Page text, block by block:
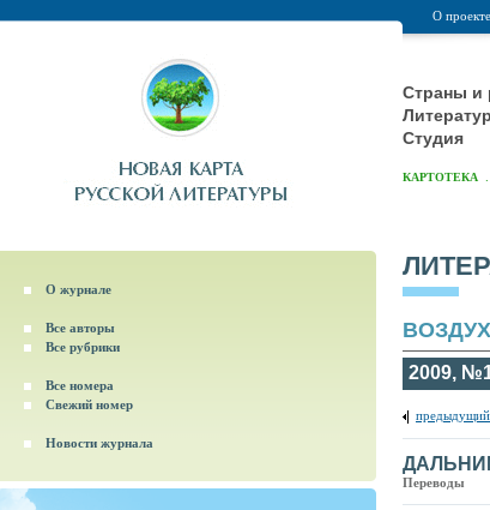
О проекте
Страны и
Студия
КАРТОТЕКА
О журнале
Все авторы
Все рубрики
Все номера
Свежий номер
Новости журнала
ВОЗДУХ
2009,
предыдущий
Переводы